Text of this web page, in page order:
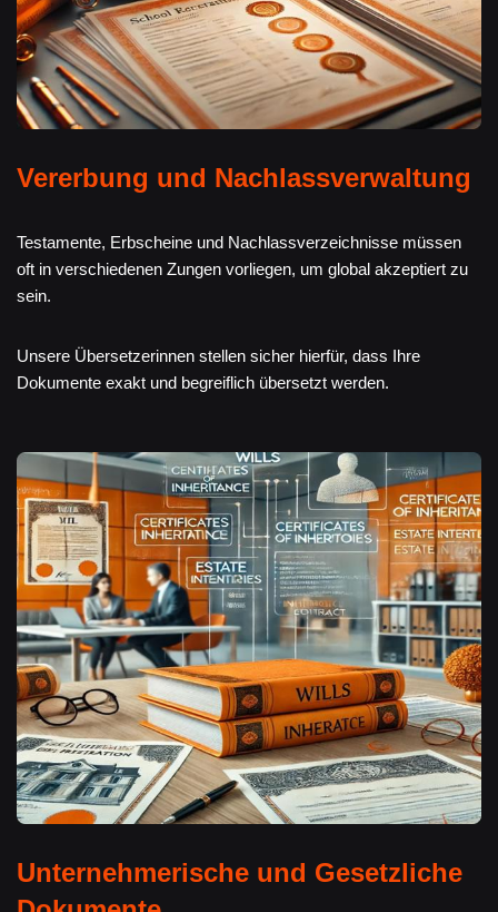
Vererbung und Nachlassverwaltung
Testamente, Erbscheine und Nachlassverzeichnisse müssen
oft in verschiedenen Zungen vorliegen, um global akzeptiert zu
sein.
Unsere Übersetzerinnen stellen sicher hierfür, dass Ihre
Dokumente exakt und begreiflich übersetzt werden.
Unternehmerische und Gesetzliche